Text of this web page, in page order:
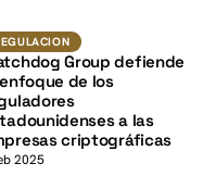
Regulacion
Group defiende
de los
a las
criptográficas
2025